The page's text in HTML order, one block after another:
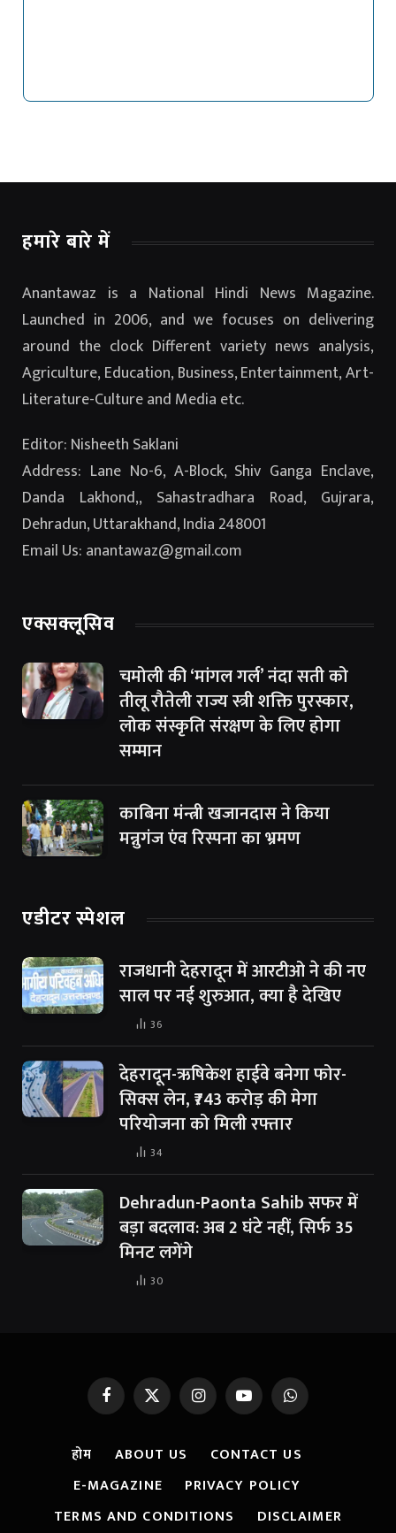
हमारे बारे में
Anantawaz is a National Hindi News Magazine.
Launched in 2006, and we focuses on delivering
around the clock Different variety news analysis,
Agriculture, Education, Business, Entertainment, Art-
Literature-Culture and Media etc.
Editor: Nisheeth Saklani
Address: Lane No-6, A-Block, Shiv Ganga Enclave,
Danda Lakhond,, Sahastradhara Road, Gujrara,
Dehradun, Uttarakhand, India 248001
Email Us: anantawaz@gmail.com
एक्सक्लूसिव
चमोली की ‘मांगल गर्ल’ नंदा सती को
तीलू रौतेली राज्य स्त्री शक्ति पुरस्कार,
लोक संस्कृति संरक्षण के लिए होगा
सम्मान
काबिना मंन्त्री खजानदास ने किया
मन्नुगंज एंव रिस्पना का भ्रमण
एडीटर स्पेशल
राजधानी देहरादून में आरटीओ ने की नए
साल पर नई शुरुआत, क्या है देखिए
36
देहरादून-ऋषिकेश हाईवे बनेगा फोर-
सिक्स लेन, ₹743 करोड़ की मेगा
परियोजना को मिली रफ्तार
34
Dehradun-Paonta Sahib सफर में
बड़ा बदलाव: अब 2 घंटे नहीं, सिर्फ 35
मिनट लगेंगे
30
FacebookX
(Twitter)
InstagramYouTubeWhatsApp
होम ABOUT US
CONTACT US
E-MAGAZINE
PRIVACY POLICY
TERMS AND CONDITIONS
DISCLAIMER